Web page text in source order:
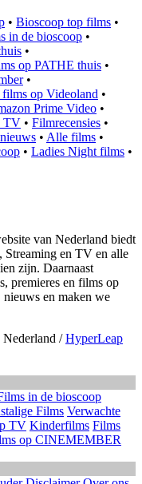
• Bioscoop top films •
in de bioscoop •
•
op PATHE thuis •
•
op Videoland •
Prime Video •
TV • Filmrecensies •
• Alle films •
• Ladies Night films •
van Nederland biedt
en TV en alle
zijn. Daarnaast
premieres en films op
en maken we
/HyperLeap
in de bioscoop
Films Verwachte
TV Kinderfilms Films
op CINEMEMBER